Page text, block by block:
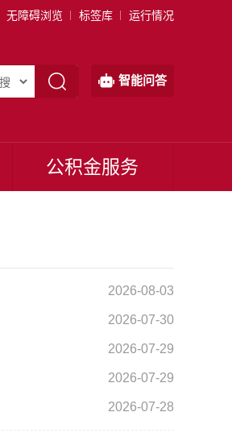
无障碍浏览 标签库 运行情况
智能问答
公积金服务
2026-08-03
2026-07-30
2026-07-29
2026-07-29
2026-07-28